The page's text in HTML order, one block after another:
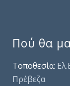
Πού θα
Τοποθεσία:
Πρέβεζα